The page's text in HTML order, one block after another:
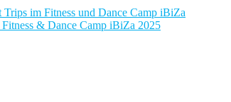
im Fitness und Dance Camp iBiZa
& Dance Camp iBiZa 2025